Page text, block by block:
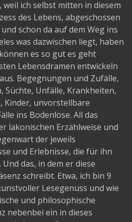
ich selbst mitten in diesem
des Lebens, abgeschossen
schon da auf dem Weg ins
was dazwischen liegt, haben
es so gut es geht
Lebensdramen entwickeln
Begegnungen und Zufälle,
Süchte, Unfälle, Krankheiten,
Kinder, unvorstellbare
ins Bodenlose. All das
lakonischen Erzählweise und
der jeweils
und Erlebnisse, die für ihn
das, in dem er diese
schreibt. Etwa, ich bin 9
Lesegenuss und wie
und philosophische
nebenbei ein in dieses